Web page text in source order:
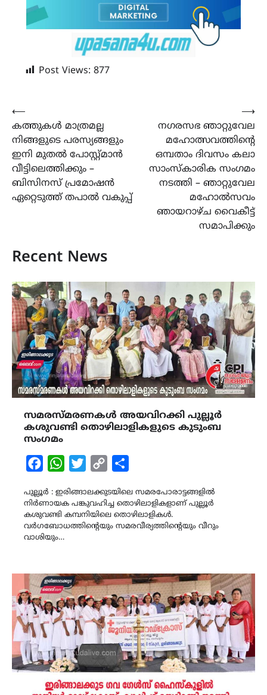
Post Views: 877
Post
navigation
⟵
കത്തുകൾ മാത്രമല്ല
നിങ്ങളുടെ പരസ്യങ്ങളും
ഇനി മുതൽ പോസ്റ്റ്മാൻ
വീട്ടിലെത്തിക്കും –
ബിസിനസ് പ്രമോഷൻ
ഏറ്റെടുത്ത് തപാൽ വകുപ്പ്
നഗരസഭ ഞാറ്റുവേല
മഹോത്സവത്തിന്റെ
ഒമ്പതാം ദിവസം കലാ
സാംസ്കാരിക സംഗമം
നടത്തി – ഞാറ്റുവേല
മഹോൽസവം
ഞായറാഴ്ച വൈകീട്ട്
സമാപിക്കും
⟶
Recent News
സമരസ്മരണകൾ അയവിറക്കി പുല്ലൂർ
കശുവണ്ടി തൊഴിലാളികളുടെ കുടുംബ
സംഗമം
FacebookWhatsAppTwitterCopy
പുല്ലൂർ : ഇരിങ്ങാലക്കുടയിലെ സമരപോരാട്ടങ്ങളിൽ
നിർണായക പങ്കുവഹിച്ച തൊഴിലാളികളാണ് പുല്ലൂർ
കശുവണ്ടി കമ്പനിയിലെ തൊഴിലാളികൾ.
വർഗബോധത്തിൻ്റെയും സമരവീര്യത്തിൻ്റെയും വീറും
വാശിയും…